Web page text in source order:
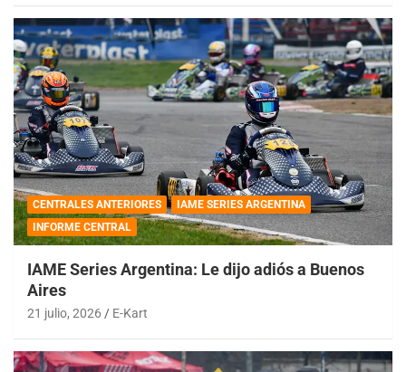
CENTRALES ANTERIORES
IAME SERIES ARGENTINA
INFORME CENTRAL
IAME Series Argentina: Le dijo adiós a Buenos
Aires
21 julio, 2026 E-Kart